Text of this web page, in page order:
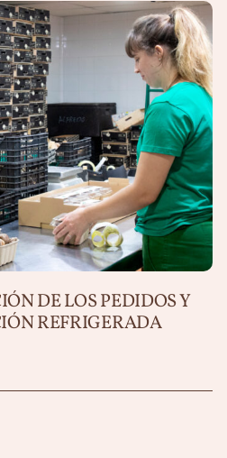
DE LOS PEDIDOS Y
REFRIGERADA